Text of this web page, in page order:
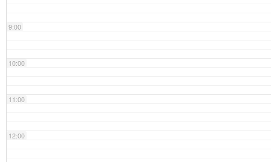
9:00
10:00
11:00
12:00